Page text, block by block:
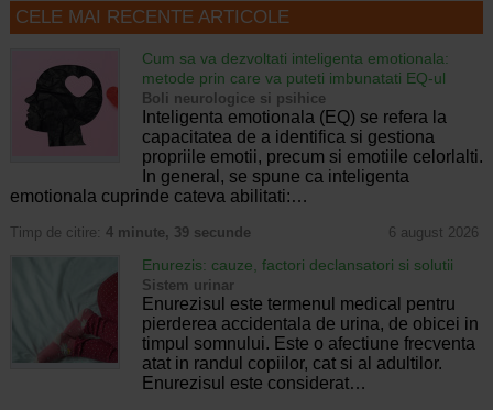
CELE MAI RECENTE ARTICOLE
Cum sa va dezvoltati inteligenta emotionala:
metode prin care va puteti imbunatati EQ-ul
Boli neurologice si psihice
Inteligenta emotionala (EQ) se refera la
capacitatea de a identifica si gestiona
propriile emotii, precum si emotiile celorlalti.
In general, se spune ca inteligenta
emotionala cuprinde cateva abilitati:…
Timp de citire: 4 minute, 39 secunde 6 august 2026
Enurezis: cauze, factori declansatori si solutii
Sistem urinar
Enurezisul este termenul medical pentru
pierderea accidentala de urina, de obicei in
timpul somnului. Este o afectiune frecventa
atat in randul copiilor, cat si al adultilor.
Enurezisul este considerat…